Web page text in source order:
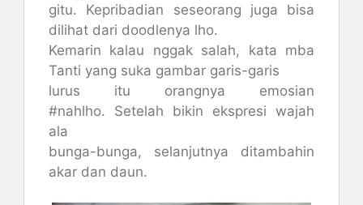
gitu. Kepribadian seseorang juga bisa
dilihat dari doodlenya lho.
Kemarin kalau nggak salah, kata mba
Tanti yang suka gambar garis-garis
lurus itu orangnya emosian
#nahlho. Setelah bikin ekspresi wajah
ala
bunga-bunga, selanjutnya ditambahin
akar dan daun.